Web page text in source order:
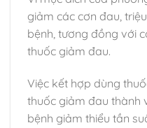
giảm các cơn đau,
bệnh, tương đồng với
thuốc giảm đau.
Việc kết hợp dùng
thuốc giảm đau thành
bệnh giảm thiểu tần